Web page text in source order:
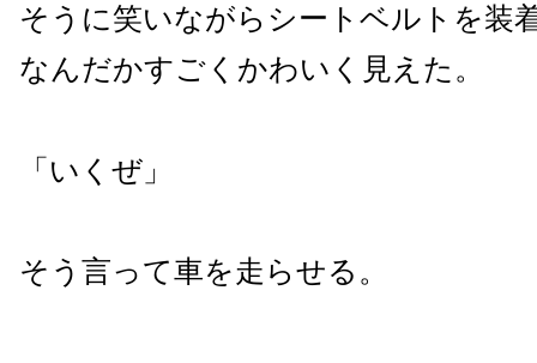
そうに笑いながらシートベルトを装
なんだかすごくかわいく見えた。
「いくぜ」
そう言って車を走らせる。